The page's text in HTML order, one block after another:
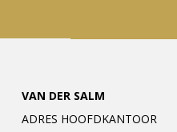
VAN DER SALM
ADRES HOOFDKANTOOR